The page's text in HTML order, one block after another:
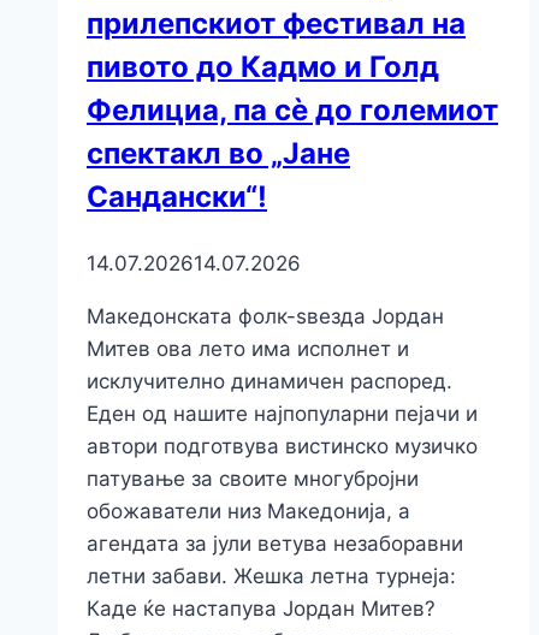
прилепскиот фестивал на
пивото до Кадмо и Голд
Фелициа, па сè до големиот
спектакл во „Јане
Сандански“!
14.07.202614.07.2026
Македонската фолк-ѕвезда Јордан
Митев ова лето има исполнет и
исклучително динамичен распоред.
Еден од нашите најпопуларни пејачи и
автори подготвува вистинско музичко
патување за своите многубројни
обожаватели низ Македонија, а
агендата за јули ветува незаборавни
летни забави. Жешка летна турнеја:
Каде ќе настапува Јордан Митев?